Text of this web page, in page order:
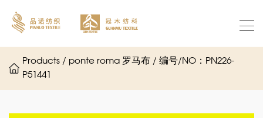
Products / ponte roma 罗马布 / 编号/NO：PN226-
P51441